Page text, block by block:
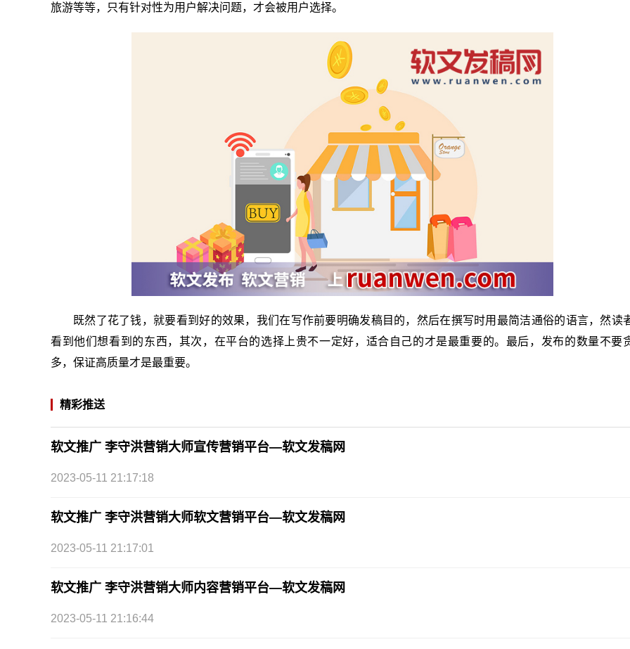
旅游等等，只有针对性为用户解决问题，才会被用户选择。
既然了花了钱，就要看到好的效果，我们在写作前要明确发稿目的，然后在撰写时用最简洁通俗的语言，然读
看到他们想看到的东西，其次，在平台的选择上贵不一定好，适合自己的才是最重要的。最后，发布的数量不要
多，保证高质量才是最重要。
精彩推送
软文推广 李守洪营销大师宣传营销平台—软文发稿网
2023-05-11 21:17:18
软文推广 李守洪营销大师软文营销平台—软文发稿网
2023-05-11 21:17:01
软文推广 李守洪营销大师内容营销平台—软文发稿网
2023-05-11 21:16:44